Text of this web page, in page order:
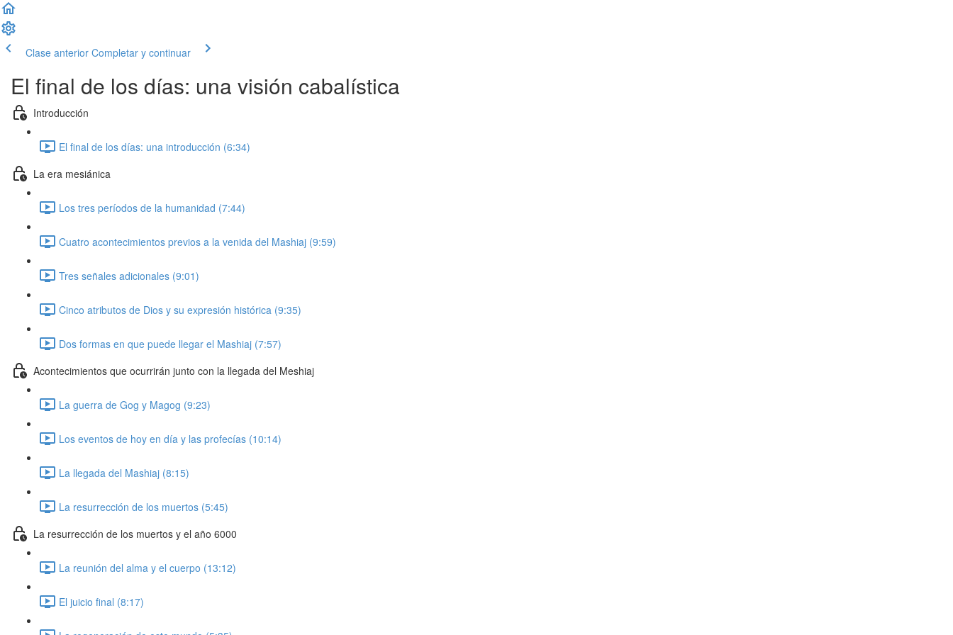
Clase anterior Completar y continuar
El final de los días: una visión cabalística
Introducción
El final de los días: una introducción (6:34)
La era mesiánica
Los tres períodos de la humanidad (7:44)
Cuatro acontecimientos previos a la venida del Mashiaj (9:59)
Tres señales adicionales (9:01)
Cinco atributos de Dios y su expresión histórica (9:35)
Dos formas en que puede llegar el Mashiaj (7:57)
Acontecimientos que ocurrirán junto con la llegada del Meshiaj
La guerra de Gog y Magog (9:23)
Los eventos de hoy en día y las profecías (10:14)
La llegada del Mashiaj (8:15)
La resurrección de los muertos (5:45)
La resurrección de los muertos y el año 6000
La reunión del alma y el cuerpo (13:12)
El juicio final (8:17)